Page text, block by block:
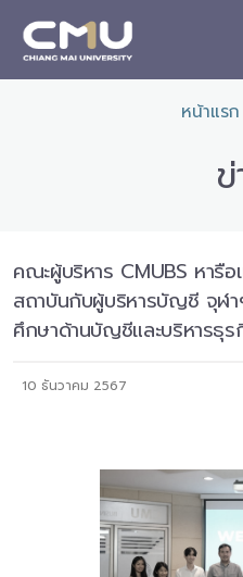
หน้าแรก
คณะผู้บริหาร CMUBS หารื
สถาบันกับผู้บริหารบัญชี จุฬ
ศึกษาด้านบัญชีและบริหารธุ
10 ธันวาคม 2567